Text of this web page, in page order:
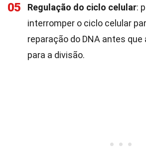
05 Regulação do ciclo celular:
interromper o ciclo celular
reparação do DNA antes
para a divisão.